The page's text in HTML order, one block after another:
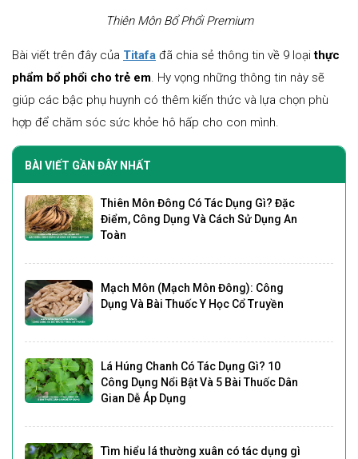
Thiên Môn Bổ Phổi Premium
Bài viết trên đây của Titafa đã chia sẻ thông tin về 9 loạithực
phẩm bổ phổi cho trẻ em. Hy vọng những thông tin này sẽ
giúp các bậc phụ huynh có thêm kiến thức và lựa chọn phù
hợp để chăm sóc sức khỏe hô hấp cho con mình.
BÀI VIẾT GẦN ĐÂY NHẤT
Thiên Môn Đông Có Tác Dụng Gì? Đặc
Điểm, Công Dụng Và Cách Sử Dụng An
Toàn
Mạch Môn (Mạch Môn Đông): Công
Dụng Và Bài Thuốc Y Học Cổ Truyền
Lá Húng Chanh Có Tác Dụng Gì? 10
Công Dụng Nổi Bật Và 5 Bài Thuốc Dân
Gian Dễ Áp Dụng
Tìm hiểu lá thường xuân có tác dụng gì